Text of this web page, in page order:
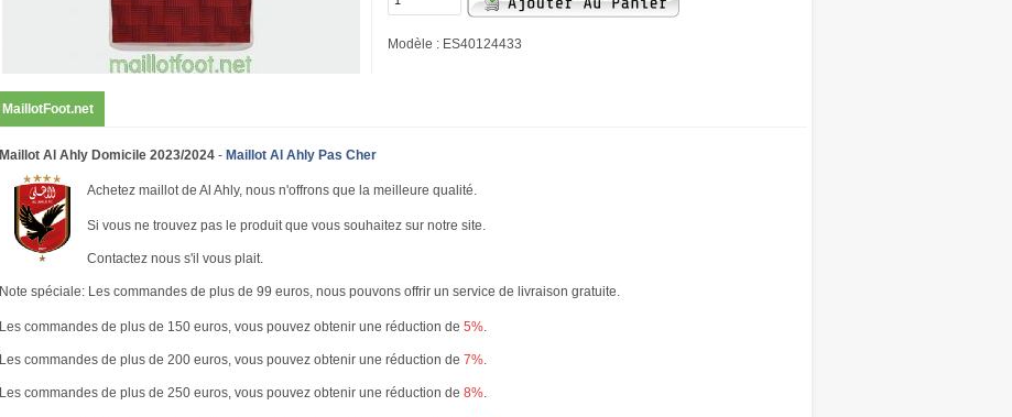
Modèle : ES40124433
MaillotFoot.net
Maillot Al Ahly Domicile 2023/2024 - Maillot Al Ahly Pas Cher
Achetez maillot de Al Ahly, nous n'offrons que la meilleure qualité.
Si vous ne trouvez pas le produit que vous souhaitez sur notre site.
Contactez nous s'il vous plait.
Note spéciale: Les commandes de plus de 99 euros, nous pouvons offrir un service de livraison gratuite.
Les commandes de plus de 150 euros, vous pouvez obtenir une réduction de 5%.
Les commandes de plus de 200 euros, vous pouvez obtenir une réduction de 7%.
Les commandes de plus de 250 euros, vous pouvez obtenir une réduction de 8%.